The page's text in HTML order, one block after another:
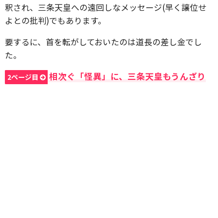
釈され、三条天皇への遠回しなメッセージ(早く譲位せ
よとの批判)でもあります。
要するに、首を転がしておいたのは道長の差し金でし
た。
2ページ目 相次ぐ「怪異」に、三条天皇もうんざり